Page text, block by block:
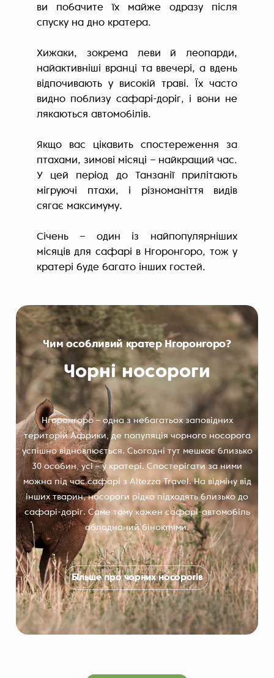
ви побачите їх майже одразу після
спуску на дно кратера.
Хижаки, зокрема леви й леопарди,
найактивніші вранці та ввечері, а вдень
відпочивають у високій траві. Їх часто
видно поблизу сафарі-доріг, і вони не
лякаються автомобілів.
Якщо вас цікавить спостереження за
птахами, зимові місяці – найкращий час.
У цей період до Танзанії прилітають
мігруючі птахи, і різноманіття видів
сягає максимуму.
Січень – один із найпопулярніших
місяців для сафарі в Нгоронгоро, тож у
кратері буде багато інших гостей.
Чим особливий кратер Нгоронгоро?
Чорні носороги
Нгоронгоро – одна з небагатьох заповідних
територій Африки, де популяція чорного носорога
успішно відновлюється. Сьогодні тут мешкає близько
30 особин, усі – у кратері. Спостерігати за ними
можна під час сафарі з Altezza Travel. На відміну від
інших тварин, носороги рідко підходять близько до
сафарі-доріг. Саме тому кожен сафарі-автомобіль
обладнаний біноклями.
Більше про чорних носорогів